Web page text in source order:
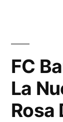
FC
La
Rosa